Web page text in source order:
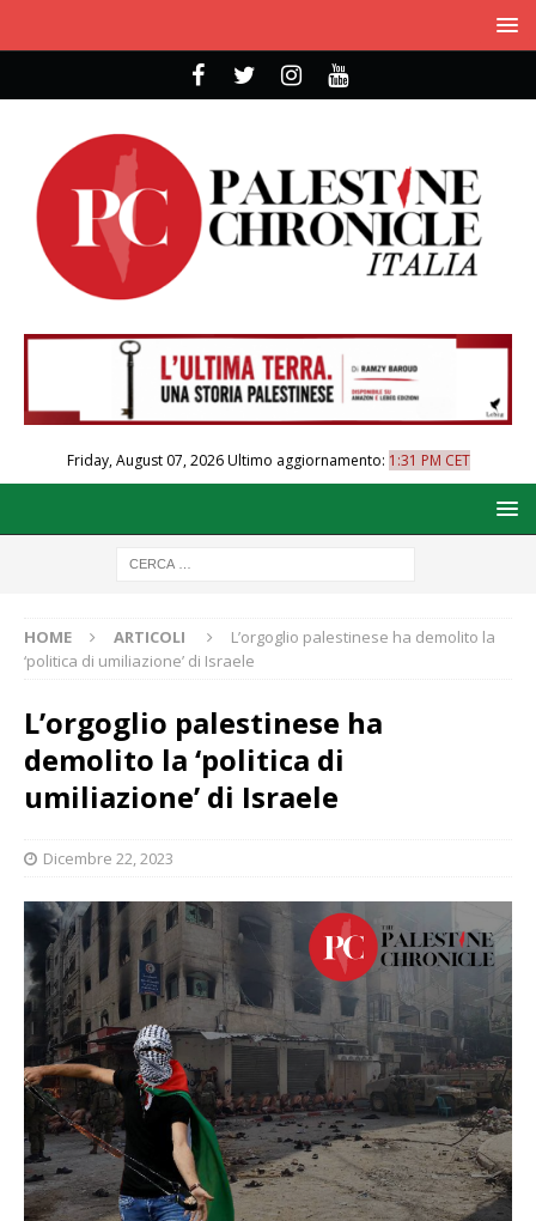
Friday, August 07, 2026Ultimo aggiornamento: 1:31 PM CET
HOME ARTICOLI
L’orgoglio palestinese ha demolito la
‘politica di umiliazione’ di Israele
L’orgoglio palestinese ha
demolito la ‘politica di
umiliazione’ di Israele
Dicembre 22, 2023